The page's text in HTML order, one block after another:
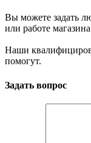
Вы можете задать
или работе
Наши
помогут.
Задать вопрос